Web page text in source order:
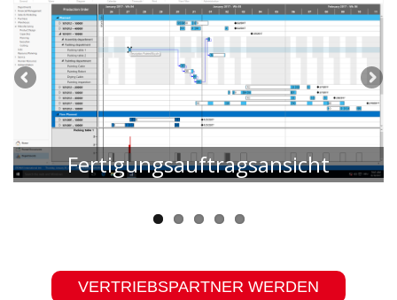
Fertigungsauftragsansicht
VERTRIEBSPARTNER WERDEN